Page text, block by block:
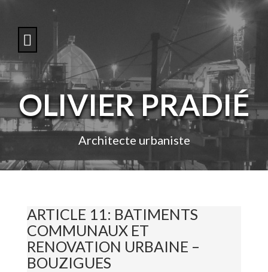
o
c
n
e
OLIVIER PRADIÉ
Architecte urbaniste
ARTICLE 11: BATIMENTS
COMMUNAUX ET
RENOVATION URBAINE –
BOUZIGUES